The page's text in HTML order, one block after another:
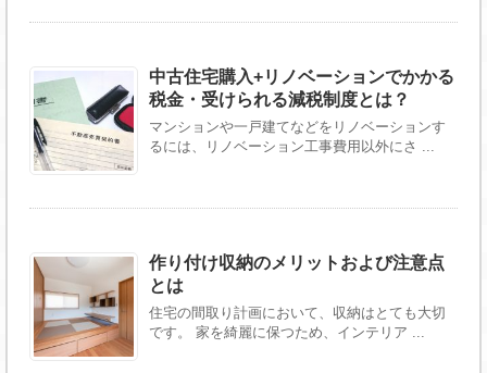
中古住宅購入+リノベーションでかかる
税金・受けられる減税制度とは？
マンションや一戸建てなどをリノベーションす
るには、リノベーション工事費用以外にさ ...
作り付け収納のメリットおよび注意点
とは
住宅の間取り計画において、収納はとても大切
です。 家を綺麗に保つため、インテリア ...